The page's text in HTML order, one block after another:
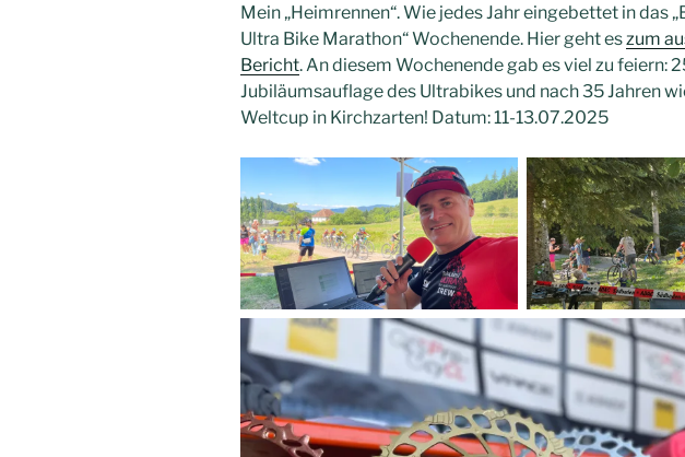
Mein „Heimrennen“. Wie jedes Jahr eingebettet in das
Ultra Bike Marathon“ Wochenende. Hier geht eszum
Bericht. An diesem Wochenende gab es viel zu feiern:
Jubiläumsauflage des Ultrabikes und nach 35 Jahren
Weltcup in Kirchzarten! Datum: 11-13.07.2025